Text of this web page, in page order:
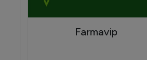
Farmavip